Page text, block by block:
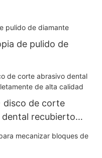
de pulido de
disco de corte
recubierto